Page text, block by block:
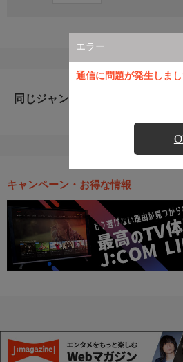
エラー
通信に問題が発生しま
同じジャンルのおすすめ番組
キャンペーン・お得な情報